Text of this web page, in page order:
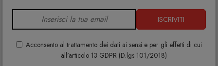
ISCRIVITI
Acconsento al trattamento dei dati ai sensi e per gli effetti di cui
all'articolo 13 GDPR (D.lgs 101/2018)